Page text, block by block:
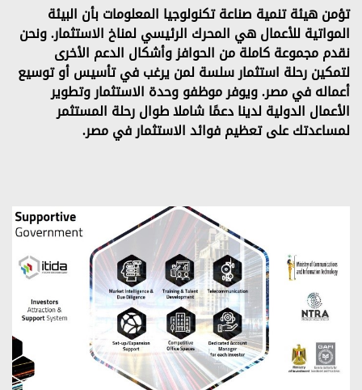
تؤمن هيئة تنمية صناعة تكنولوجيا المعلومات بأن البيئة
المواتية للأعمال هي المحرك الرئيسي لمناخ الاستثمار. ونحن
نقدم مجموعة كاملة من الحوافز وأشكال الدعم الأخرى
لتمكين رحلة استثمار سلسة لمن يرغب في تأسيس أو توسيع
أعماله في مصر. ويوفر موظفو وحدة الاستثمار وتطوير
الأعمال الدولية لدينا دعمًا شاملا طوال رحلة المستثمر
لمساعدتك على تعظيم فوائد الاستثمار في مصر.